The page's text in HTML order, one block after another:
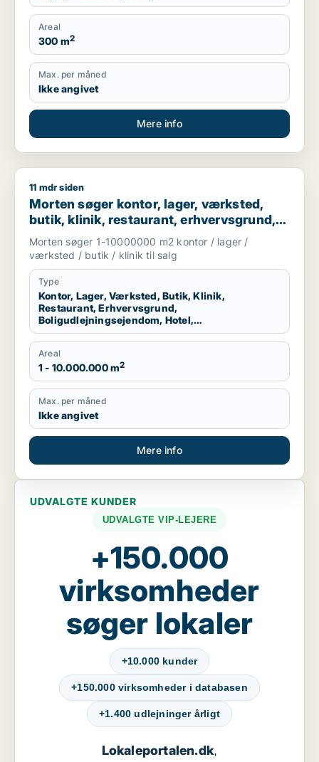
Areal
300 m2
Max. per måned
Ikke angivet
Mere info
Morten søger kontor, lager, værksted, butik, klinik,
11 mdr siden
Morten søger kontor, lager, værksted,
butik, klinik, restaurant, erhvervsgrund,
boligudlejningsejendom, hotel eller
produktionslokaler til salg i Region
Nordjylland
Morten søger 1-10000000 m2 kontor / lager /
værksted / butik / klinik til salg
Type
Kontor, Lager, Værksted, Butik, Klinik,
Restaurant, Erhvervsgrund,
Boligudlejningsejendom, Hotel,
Produktionslokaler
Areal
1 - 10.000.000 m2
Max. per måned
Ikke angivet
Mere info
UDVALGTE KUNDER
UDVALGTE VIP-LEJERE
+150.000
virksomheder
søger lokaler
+10.000 kunder
+150.000 virksomheder i databasen
+1.400 udlejninger årligt
Lokaleportalen.dk,